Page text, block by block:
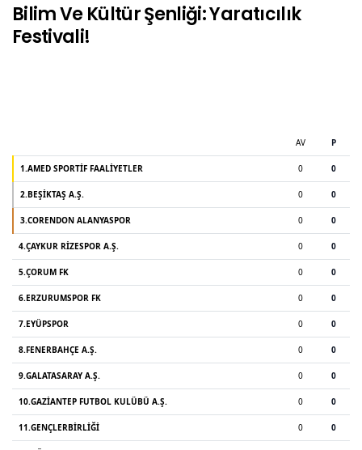
Bilim Ve Kültür Şenliği: Yaratıcılık
Festivali!